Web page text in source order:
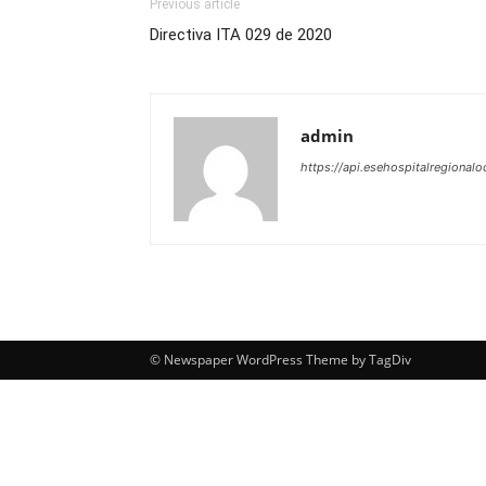
Previous article
Directiva ITA 029 de 2020
admin
https://
© Newspaper WordPress Theme by TagDiv